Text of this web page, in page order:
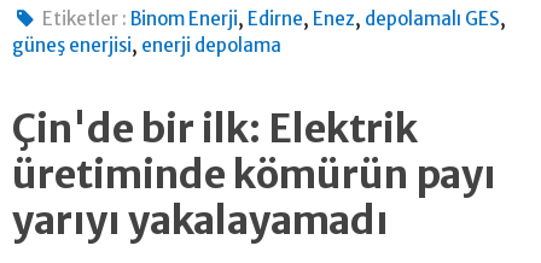
Etiketler : Binom Enerji, Edirne, Enez, depolamalı GES,
güneş enerjisi, enerji depolama
Çin'de bir ilk: Elektrik
üretiminde kömürün payı
yarıyı yakalayamadı